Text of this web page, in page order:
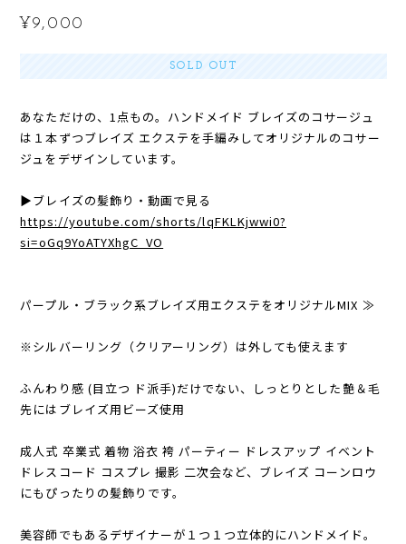
¥9,000
SOLD OUT
あなただけの、1点もの。ハンドメイド ブレイズのコサージュ
は１本ずつブレイズ エクステを手編みしてオリジナルのコサー
ジュをデザインしています。
▶︎ブレイズの髪飾り・動画で見る
https://youtube.com/shorts/lqFKLKjwwi0?
si=oGq9YoATYXhgC_VO
パープル・ブラック系ブレイズ用エクステをオリジナルMIX ≫
※シルバーリング（クリアーリング）は外しても使えます
ふんわり感 (目立つ ド派手)だけでない、しっとりとした艶＆毛
先にはブレイズ用ビーズ使用
成人式 卒業式 着物 浴衣 袴 パーティー ドレスアップ イベント
ドレスコード コスプレ 撮影 二次会など、ブレイズ コーンロウ
にもぴったりの髪飾りです。
美容師でもあるデザイナーが１つ１つ立体的にハンドメイド。